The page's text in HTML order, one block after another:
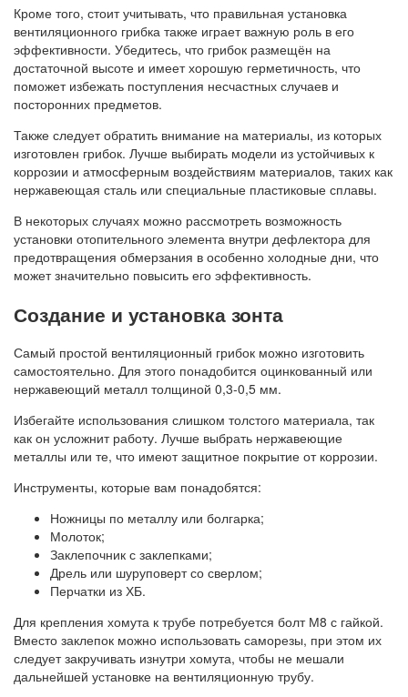
Кроме того, стоит учитывать, что правильная установка
вентиляционного грибка также играет важную роль в его
эффективности. Убедитесь, что грибок размещён на
достаточной высоте и имеет хорошую герметичность, что
поможет избежать поступления несчастных случаев и
посторонних предметов.
Также следует обратить внимание на материалы, из которых
изготовлен грибок. Лучше выбирать модели из устойчивых к
коррозии и атмосферным воздействиям материалов, таких как
нержавеющая сталь или специальные пластиковые сплавы.
В некоторых случаях можно рассмотреть возможность
установки отопительного элемента внутри дефлектора для
предотвращения обмерзания в особенно холодные дни, что
может значительно повысить его эффективность.
Создание и установка зонта
Самый простой вентиляционный грибок можно изготовить
самостоятельно. Для этого понадобится оцинкованный или
нержавеющий металл толщиной 0,3-0,5 мм.
Избегайте использования слишком толстого материала, так
как он усложнит работу. Лучше выбрать нержавеющие
металлы или те, что имеют защитное покрытие от коррозии.
Инструменты, которые вам понадобятся:
Ножницы по металлу или болгарка;
Молоток;
Заклепочник с заклепками;
Дрель или шуруповерт со сверлом;
Перчатки из ХБ.
Для крепления хомута к трубе потребуется болт М8 с гайкой.
Вместо заклепок можно использовать саморезы, при этом их
следует закручивать изнутри хомута, чтобы не мешали
дальнейшей установке на вентиляционную трубу.